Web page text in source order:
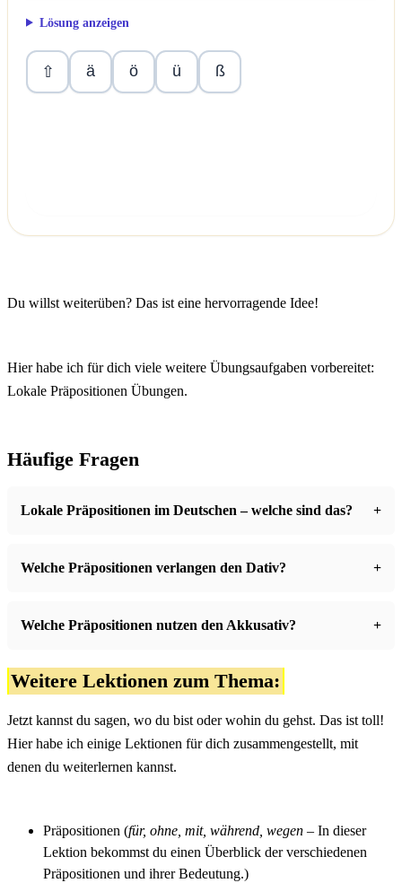
Lösung anzeigen
⇧ ä ö ü ß
Du willst weiterüben? Das ist eine hervorragende Idee!
Hier habe ich für dich viele weitere Übungsaufgaben vorbereitet:
Lokale Präpositionen Übungen.
Häufige Fragen
Lokale Präpositionen im Deutschen – welche sind das?
Welche Präpositionen verlangen den Dativ?
Welche Präpositionen nutzen den Akkusativ?
Weitere Lektionen zum Thema:
Jetzt kannst du sagen, wo du bist oder wohin du gehst. Das ist toll!
Hier habe ich einige Lektionen für dich zusammengestellt, mit
denen du weiterlernen kannst.
Präpositionen (für, ohne, mit, während, wegen – In dieser
Lektion bekommst du einen Überblick der verschiedenen
Präpositionen und ihrer Bedeutung.)